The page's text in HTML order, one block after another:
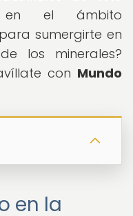
en el ámbito
sumergirte en
los minerales?
con Mundo
en la